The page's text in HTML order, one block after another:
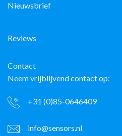
Nieuwsbrief
Reviews
Contact
Neem vrijblijvend contact op:
+31 (0)85-0646409
info@sensors.nl